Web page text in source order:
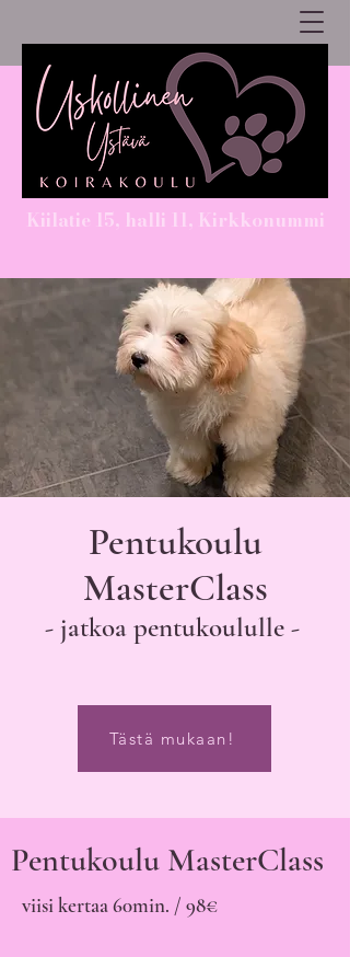
Kiilatie 15, halli 11, Kirkkonummi
Pentukoulu
MasterClass
- jatkoa pentukoululle -
Tästä mukaan!
Pentukoulu MasterClass
viisi kertaa 60min. / 98€